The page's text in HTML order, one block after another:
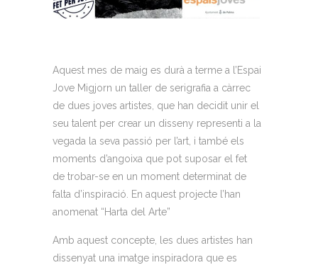
Aquest mes de maig es durà a terme a l’Espai
Jove Migjorn un taller de serigrafia a càrrec
de dues joves artistes, que han decidit unir el
seu talent per crear un disseny representi a la
vegada la seva passió per l’art, i també els
moments d’angoixa que pot suposar el fet
de trobar-se en un moment determinat de
falta d’inspiració. En aquest projecte l’han
anomenat “Harta del Arte”
Amb aquest concepte, les dues artistes han
dissenyat una imatge inspiradora que es